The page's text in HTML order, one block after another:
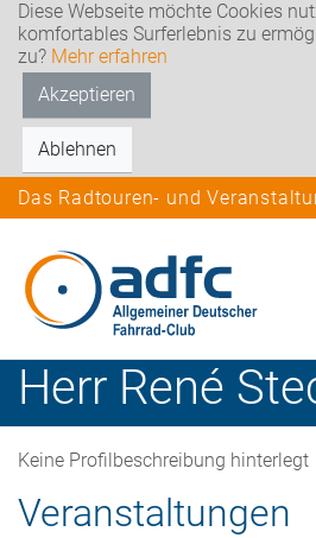
Diese Webseite möchte Cookies
komfortables Surferlebnis zu
zu? Mehr erfahren
Akzeptieren
Ablehnen
Das Radtouren- und
Herr René
Keine Profilbeschreibung hinterlegt
Veranstaltungen